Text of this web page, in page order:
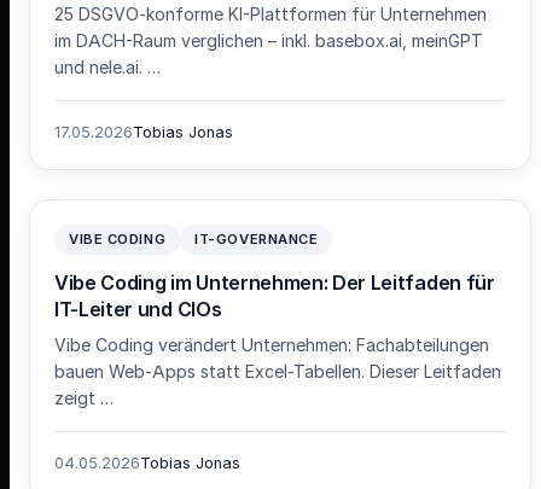
25 DSGVO-konforme KI-Plattformen für Unternehmen
im DACH-Raum verglichen – inkl. basebox.ai, meinGPT
und nele.ai. …
17.05.2026Tobias Jonas
VIBE CODING IT-GOVERNANCE
Vibe Coding im Unternehmen: Der Leitfaden für
IT-Leiter und CIOs
Vibe Coding verändert Unternehmen: Fachabteilungen
bauen Web-Apps statt Excel-Tabellen. Dieser Leitfaden
zeigt …
04.05.2026Tobias Jonas